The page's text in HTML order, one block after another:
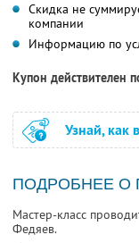
Скидка не
компании
Информацию по
Купон действителен
Узнай, как
ПОДРОБНЕЕ О
Мастер-класс
Федяев.